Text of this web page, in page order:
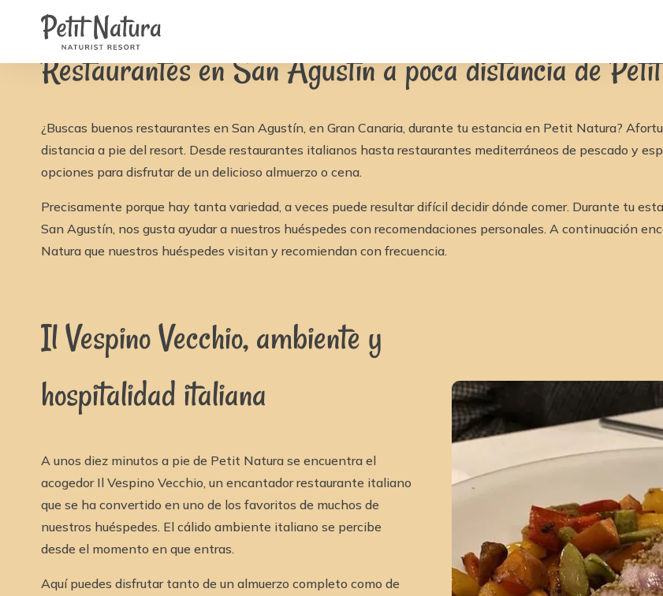
Habitaciones
Fotos
Instalaciones
Noticias
NL
EN
Disponibilidad y Precios
Restaurantes en San Agustín a poca distancia de
¿Buscas buenos restaurantes en San Agustín, en Gran Canaria, durante tu estancia en Petit Natura?
distancia a pie del resort. Desde restaurantes italianos hasta restaurantes mediterráneos de pescado y
opciones para disfrutar de un delicioso almuerzo o cena.
Precisamente porque hay tanta variedad, a veces puede resultar difícil decidir dónde comer. Durante tu
San Agustín, nos gusta ayudar a nuestros huéspedes con recomendaciones personales. A continuación
Natura que nuestros huéspedes visitan y recomiendan con frecuencia.
Il Vespino Vecchio, ambiente y
hospitalidad italiana
A unos diez minutos a pie de Petit Natura se encuentra el
acogedor Il Vespino Vecchio, un encantador restaurante italiano
que se ha convertido en uno de los favoritos de muchos de
nuestros huéspedes. El cálido ambiente italiano se percibe
desde el momento en que entras.
Aquí puedes disfrutar tanto de un almuerzo completo como de